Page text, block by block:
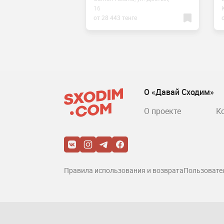
16
от 28 443 тенге
О «Давай Сходим»
О проекте
Правила использования и возврата